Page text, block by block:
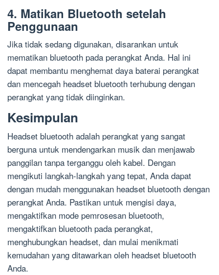
4. Matikan Bluetooth setelah
Penggunaan
Jika tidak sedang digunakan, disarankan untuk
mematikan bluetooth pada perangkat Anda. Hal ini
dapat membantu menghemat daya baterai perangkat
dan mencegah headset bluetooth terhubung dengan
perangkat yang tidak diinginkan.
Kesimpulan
Headset bluetooth adalah perangkat yang sangat
berguna untuk mendengarkan musik dan menjawab
panggilan tanpa terganggu oleh kabel. Dengan
mengikuti langkah-langkah yang tepat, Anda dapat
dengan mudah menggunakan headset bluetooth dengan
perangkat Anda. Pastikan untuk mengisi daya,
mengaktifkan mode pemrosesan bluetooth,
mengaktifkan bluetooth pada perangkat,
menghubungkan headset, dan mulai menikmati
kemudahan yang ditawarkan oleh headset bluetooth
Anda.